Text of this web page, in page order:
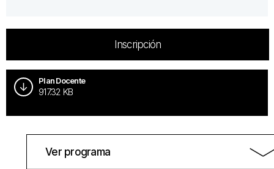
Inscripción
Plan Docente
917.32 KB
Ver programa